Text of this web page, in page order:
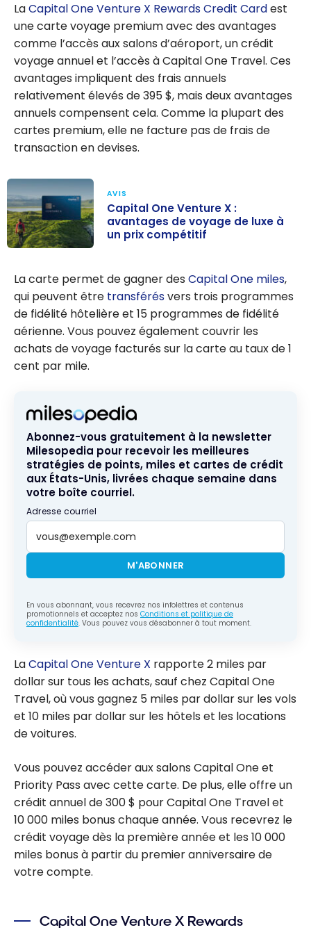
LaCapital One Venture X Rewards Credit Cardest
une carte voyage premium avec des avantages
comme l’accès aux salons d’aéroport, un crédit
voyage annuel et l’accès à Capital One Travel. Ces
avantages impliquent des frais annuels
relativement élevés de 395 $, mais deux avantages
annuels compensent cela. Comme la plupart des
cartes premium, elle ne facture pas de frais de
transaction en devises.
Venture X :
avantages de
voyage de luxe
à un prix
compétitif
AVIS
Capital One Venture X :
avantages de voyage de luxe à
un prix compétitif
La carte permet de gagner des Capital One miles,
qui peuvent être transférésvers trois programmes
de fidélité hôtelière et 15 programmes de fidélité
aérienne. Vous pouvez également couvrir les
achats de voyage facturés sur la carte au taux de 1
cent par mile.
Abonnez-vous gratuitement à la newsletter
Milesopedia pour recevoir les meilleures
stratégies de points, miles et cartes de crédit
aux États-Unis, livrées chaque semaine dans
votre boîte courriel.
Adresse courriel
M'ABONNER
En vous abonnant, vous recevrez nos infolettres et contenus
promotionnels et acceptez nos Conditions et politique de
confidentialité. Vous pouvez vous désabonner à tout moment.
LaCapital One Venture X rapporte 2 miles par
dollar sur tous les achats, sauf chez Capital One
Travel, où vous gagnez 5 miles par dollar sur les vols
et 10 miles par dollar sur les hôtels et les locations
de voitures.
Vous pouvez accéder aux salons Capital One et
Priority Pass avec cette carte. De plus, elle offre un
crédit annuel de 300 $ pour Capital One Travel et
10 000 miles bonus chaque année. Vous recevrez le
crédit voyage dès la première année et les 10 000
miles bonus à partir du premier anniversaire de
votre compte.
Capital One Venture X Rewards